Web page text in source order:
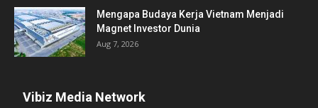
Mengapa Budaya Kerja Vietnam Menjadi
Magnet Investor Dunia
Aug 7, 2026
Vibiz Media Network